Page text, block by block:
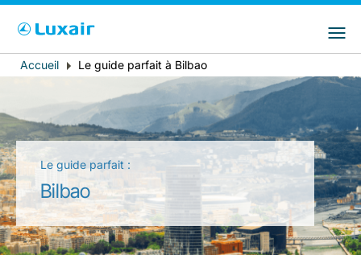
Pays de résidence Langue préférée
Français
Fil
d'Ariane
Accueil Le guide parfait à Bilbao
Le guide parfait :
Bilbao